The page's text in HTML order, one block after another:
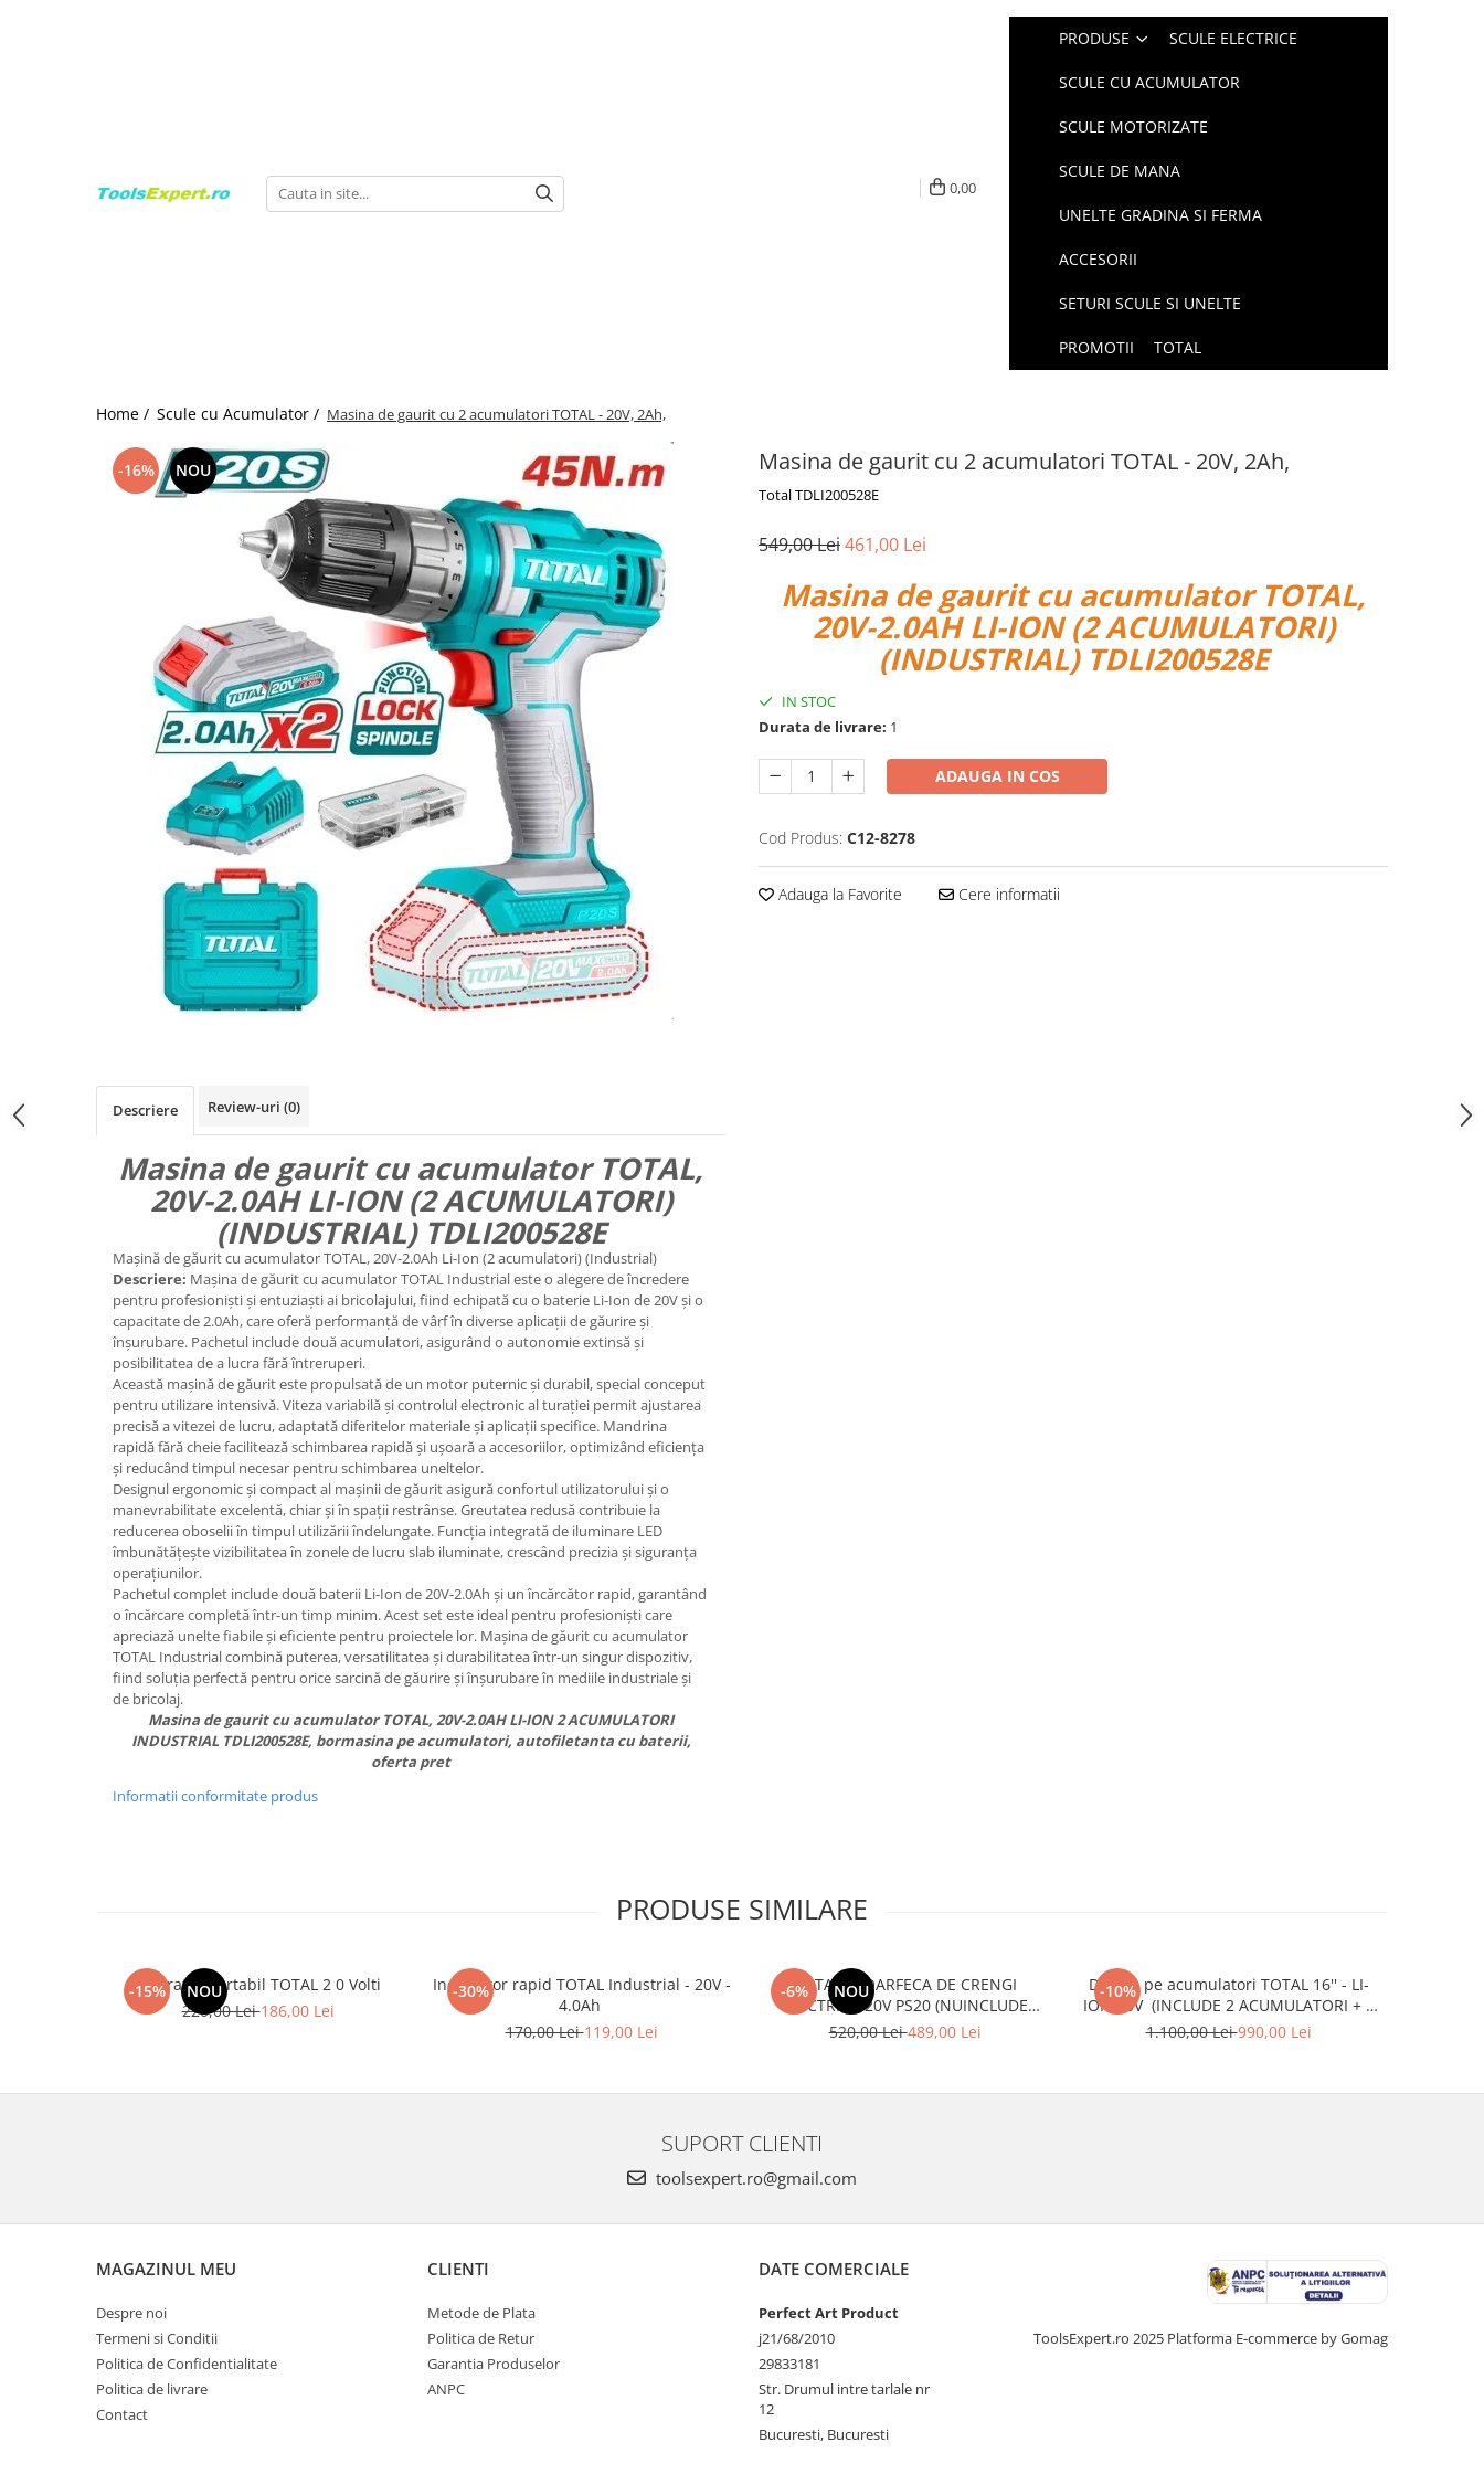
0,00
PRODUSE SCULE ELECTRICE
SCULE CU ACUMULATOR
SCULE MOTORIZATE
SCULE DE MANA
UNELTE GRADINA SI FERMA
ACCESORII
SETURI SCULE SI UNELTE
PROMOTII TOTAL
Home / Scule cu Acumulator / Masina de gaurit cu 2 acumulatori TOTAL - 20V, 2Ah,
Masina de gaurit cu 2 acumulatori TOTAL - 20V, 2Ah,
Total TDLI200528E
-16% NOU
549,00 Lei461,00 Lei
Masina de gaurit cu acumulator TOTAL,
20V-2.0AH LI-ION (2 ACUMULATORI)
(INDUSTRIAL) TDLI200528E
IN STOC
Durata de livrare: 1
ADAUGA IN COS
Cod Produs: C12-8278
Adauga la Favorite Cere informatii
Descriere Review-uri (0)
Masina de gaurit cu acumulator TOTAL,
20V-2.0AH LI-ION (2 ACUMULATORI)
(INDUSTRIAL) TDLI200528E
Mașină de găurit cu acumulator TOTAL, 20V-2.0Ah Li-Ion (2 acumulatori) (Industrial)
Descriere: Mașina de găurit cu acumulator TOTAL Industrial este o alegere de încredere
pentru profesioniști și entuziaști ai bricolajului, fiind echipată cu o baterie Li-Ion de 20V și o
capacitate de 2.0Ah, care oferă performanță de vârf în diverse aplicații de găurire și
înșurubare. Pachetul include două acumulatori, asigurând o autonomie extinsă și
posibilitatea de a lucra fără întreruperi.
Această mașină de găurit este propulsată de un motor puternic și durabil, special conceput
pentru utilizare intensivă. Viteza variabilă și controlul electronic al turației permit ajustarea
precisă a vitezei de lucru, adaptată diferitelor materiale și aplicații specifice. Mandrina
rapidă fără cheie facilitează schimbarea rapidă și ușoară a accesoriilor, optimizând eficiența
și reducând timpul necesar pentru schimbarea uneltelor.
Designul ergonomic și compact al mașinii de găurit asigură confortul utilizatorului și o
manevrabilitate excelentă, chiar și în spații restrânse. Greutatea redusă contribuie la
reducerea oboselii în timpul utilizării îndelungate. Funcția integrată de iluminare LED
îmbunătățește vizibilitatea în zonele de lucru slab iluminate, crescând precizia și siguranța
operațiunilor.
Pachetul complet include două baterii Li-Ion de 20V-2.0Ah și un încărcător rapid, garantând
o încărcare completă într-un timp minim. Acest set este ideal pentru profesioniști care
apreciază unelte fiabile și eficiente pentru proiectele lor. Mașina de găurit cu acumulator
TOTAL Industrial combină puterea, versatilitatea și durabilitatea într-un singur dispozitiv,
fiind soluția perfectă pentru orice sarcină de găurire și înșurubare în mediile industriale și
de bricolaj.
Masina de gaurit cu acumulator TOTAL, 20V-2.0AH LI-ION 2 ACUMULATORI
INDUSTRIAL TDLI200528E, bormasina pe acumulatori, autofiletanta cu baterii,
oferta pret
Informatii conformitate produs
PRODUSE SIMILARE
-15% NOU
Aspirator portabil TOTAL 2 0 Volti
220,00 Lei186,00 Lei
-30%
Incarcator rapid TOTAL Industrial - 20V -
4.0Ah
170,00 Lei119,00 Lei
-6% NOU
TOTAL - FOARFECA DE CRENGI
ELECTRICA 20V PS20 (NUINCLUDE
ACUMULATOR SI INCARCATOR)
520,00 Lei489,00 Lei
-10%
Drujba pe acumulatori TOTAL 16'' - LI-
ION 40V (INCLUDE 2 ACUMULATORI + 1
INCARCATOR)
1.100,00 Lei990,00 Lei
SUPORT CLIENTI
toolsexpert.ro@gmail.com
MAGAZINUL MEU
Despre noi
Termeni si Conditii
Politica de Confidentialitate
Politica de livrare
Contact
CLIENTI
Metode de Plata
Politica de Retur
Garantia Produselor
ANPC
DATE COMERCIALE
Perfect Art Product
j21/68/2010
29833181
Str. Drumul intre tarlale nr
12
Bucuresti, Bucuresti
ToolsExpert.ro 2025 Platforma E-commerce by Gomag